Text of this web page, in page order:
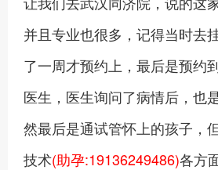
并且专业也很多，记得当时去
了一周才预约上，最后是预约
医生，医生询问了病情后，也
然最后是通试管怀上的孩子，
技术(助孕:19136249486)各方